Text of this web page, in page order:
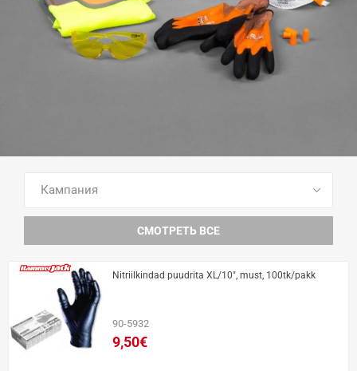
ПОСМОТРЕТЬ ВСЕ ТОВАРЫ
СМОТРЕТЬ ВСЕ
Nitriilkindad puudrita XL/10", must, 100tk/pakk
90-5932
9,50€